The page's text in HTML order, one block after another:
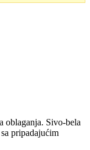
oblaganja. Sivo-bela
pripadajućim